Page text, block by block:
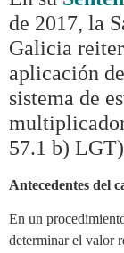
de 2017, la
Galicia
aplicación
sistema de
57.1 b)
Antecedentes del
En un
determinar el valor